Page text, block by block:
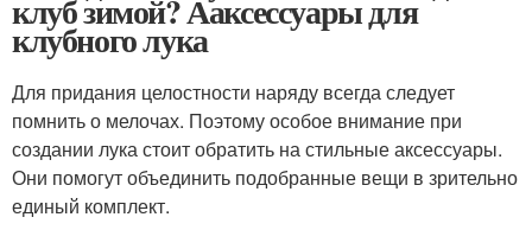
клуб зимой? Ааксессуары для
клубного лука
Для придания целостности наряду всегда следует
помнить о мелочах. Поэтому особое внимание при
создании лука стоит обратить на стильные аксессуары.
Они помогут объединить подобранные вещи в зрительно
единый комплект.